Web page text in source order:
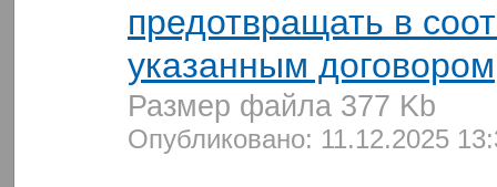
предотвращать в
указанным договором
Размер файла 377 Kb
Опубликовано: 11.12.2025